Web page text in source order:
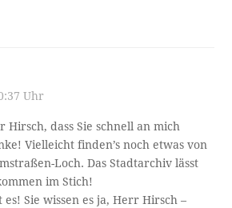
Uhr
Hirsch, dass Sie schnell an mich
Vielleicht finden’s noch etwas von
Loch. Das Stadtarchiv lässt
im Stich!
es! Sie wissen es ja, Herr Hirsch –